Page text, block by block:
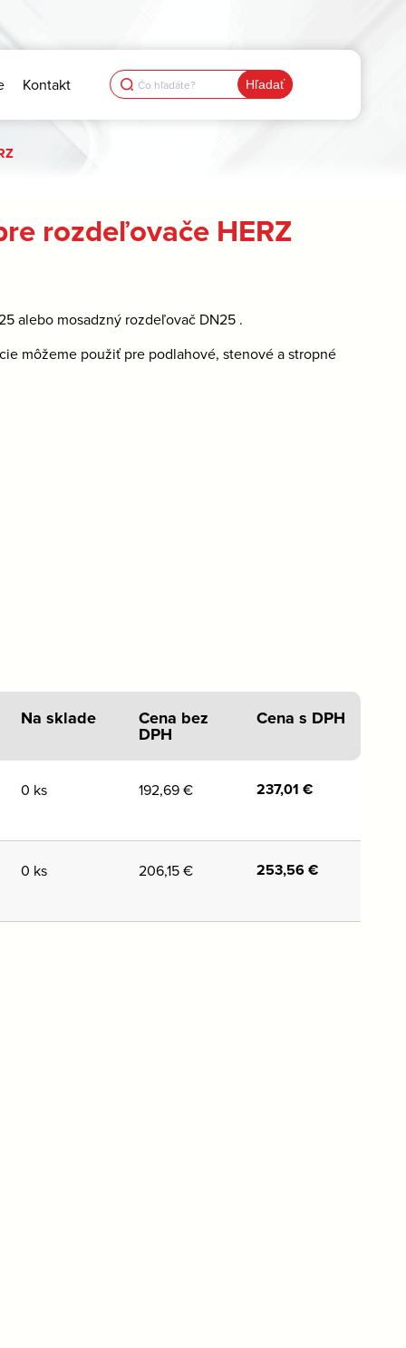
Kontakt Search
for:
rozdeľovače HERZ
alebo mosadzný rozdeľovač DN25 .
môžeme použiť pre podlahové, stenové a stropné
Na sklade Cena bez
DPH
Cena s DPH
0 ks 192,69€ 237,01 €
0 ks 206,15€ 253,56€